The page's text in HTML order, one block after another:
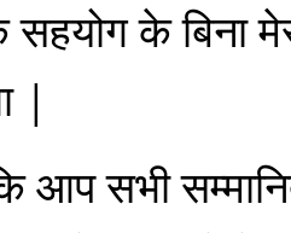
के बिना
|
आप सभी